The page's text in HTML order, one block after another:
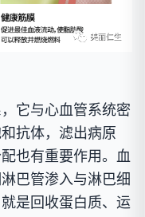
它与心血管系统密
抗体，滤出病原
也有重要作用。血
巴管渗入与淋巴细
是回收蛋白质、运